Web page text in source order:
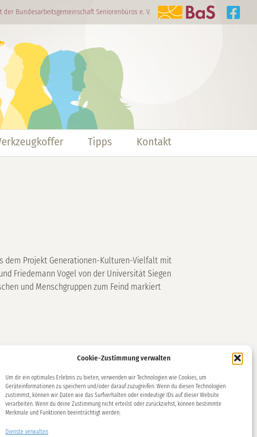
Cookie-Zustimmung verwalten
Um dir ein optimales Erlebnis zu bieten, verwenden wir Technologien wie Cookies, um
Geräteinformationen zu speichern und/oder darauf zuzugreifen. Wenn du diesen Technologien
zustimmst, können wir Daten wie das Surfverhalten oder eindeutige IDs auf dieser Website
verarbeiten. Wenn du deine Zustimmung nicht erteilst oder zurückziehst, können bestimmte
Merkmale und Funktionen beeinträchtigt werden.
Dienste verwalten
der Bundesarbeitsgemeinschaft Seniorenbüros e. V.
Tipps Kontakt
dem Projekt Generationen-Kulturen-Vielfalt mit
Friedemann Vogel von der Universität Siegen
und Menschgruppen zum Feind markiert